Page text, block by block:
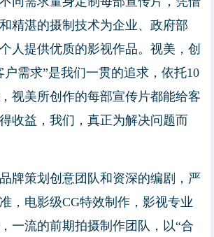
精湛的摄制技术为企业、政府部
人提供优质的影视作品。视美，创
户需求”是我们一贯的追求，依托10
视美所创作的每部宣传片都能给客
收益，我们，真正为解决问题而
牌策划创意团队和资深的编剧，严
，电影级CG特效制作，影视专业
一流的前期拍摄制作团队，以“合